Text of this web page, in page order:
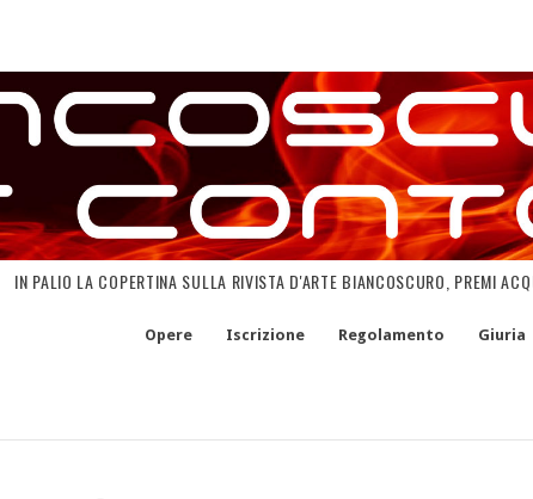
IN PALIO LA COPERTINA SULLA RIVISTA D'ARTE BIANCOSCURO, PREMI
Opere Iscrizione Regolamento Giuria